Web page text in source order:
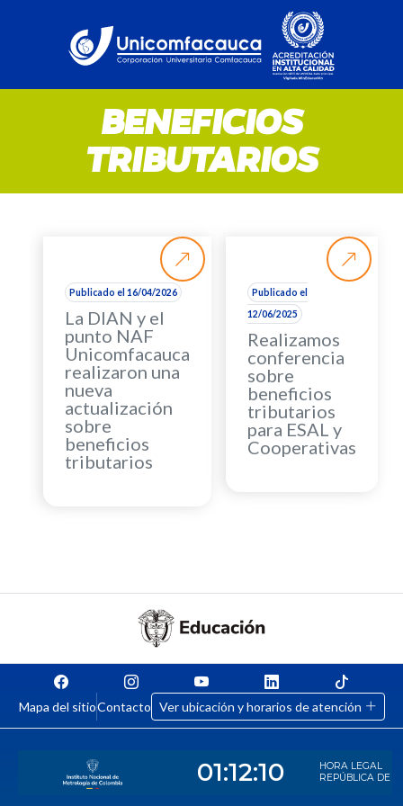
BENEFICIOS
TRIBUTARIOS
Publicado el 16/04/2026
La DIAN y el
punto NAF
Unicomfacauca
realizaron una
nueva
actualización
sobre
beneficios
tributarios
Publicado el
12/06/2025
Realizamos
conferencia
sobre
beneficios
tributarios
para ESAL y
Cooperativas
Mapa del sitioContacto Ver ubicación y horarios de atención